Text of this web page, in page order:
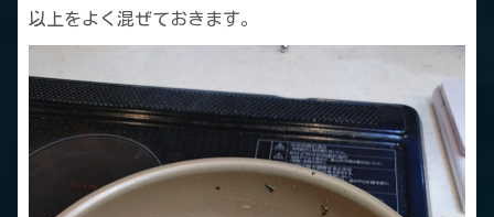
以上をよく混ぜておきます。